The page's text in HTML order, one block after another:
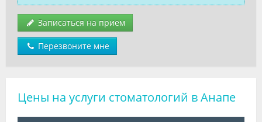
Записаться на прием
Перезвоните мне
Цены на услуги стоматологий в Анапе